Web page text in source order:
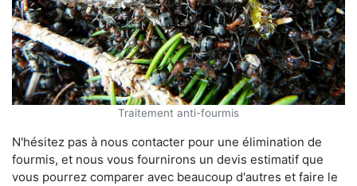
Traitement anti-fourmis
N'hésitez pas à nous contacter pour une élimination de
fourmis, et nous vous fournirons un devis estimatif que
vous pourrez comparer avec beaucoup d'autres et faire le